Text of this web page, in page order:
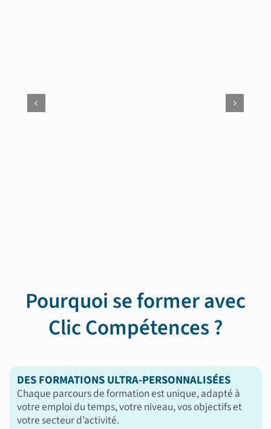
Pourquoi se former avec
Clic Compétences ?
DES FORMATIONS ULTRA-PERSONNALISÉES
Chaque parcours de formation est unique, adapté à
votre emploi du temps, votre niveau, vos objectifs et
votre secteur d’activité.